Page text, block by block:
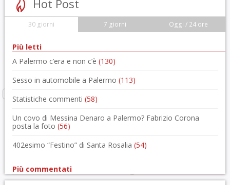
Hot Post
30 giorni 7 giorni Oggi / 24 ore
Più letti
A Palermo c’era e non c’è (130)
Sesso in automobile a Palermo (113)
Statistiche commenti (58)
Un covo di Messina Denaro a Palermo? Fabrizio Corona
posta la foto (56)
402esimo “Festino” di Santa Rosalia (54)
Più commentati